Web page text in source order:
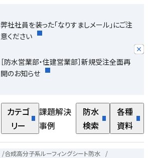
弊社社員を装った「なりすましメール」にご注
意ください
［防水営業部・住建営業部］新規受注全面再
開のお知らせ
カテゴ
リー
課題解決
事例
防水
検索
各種
資料
/合成高分子系ルーフィングシート防水
/